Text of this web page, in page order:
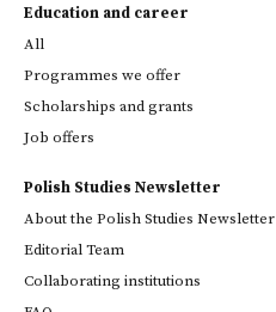
Education and career
All
Programmes we offer
Scholarships and grants
Job offers
Polish Studies Newsletter
About the Polish Studies Newsletter
Editorial Team
Collaborating institutions